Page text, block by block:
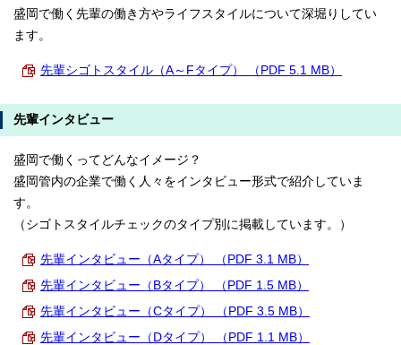
盛岡で働く先輩の働き方やライフスタイルについて深堀りしてい
ます。
先輩シゴトスタイル（A～Fタイプ） （PDF 5.1 MB）
先輩インタビュー
盛岡で働くってどんなイメージ？
盛岡管内の企業で働く人々をインタビュー形式で紹介していま
す。
（シゴトスタイルチェックのタイプ別に掲載しています。）
先輩インタビュー（Aタイプ） （PDF 3.1 MB）
先輩インタビュー（Bタイプ） （PDF 1.5 MB）
先輩インタビュー（Cタイプ） （PDF 3.5 MB）
先輩インタビュー（Dタイプ） （PDF 1.1 MB）